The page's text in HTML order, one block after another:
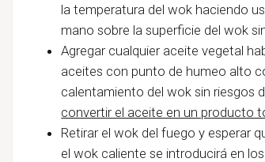
la temperatura del wok haciendo
mano sobre la superficie del wok
Agregar cualquier aceite vegetal
aceites con punto de humeo alto
calentamiento del wok sin riesgos
convertir el aceite en un producto
Retirar el wok del fuego y esperar
el wok caliente se introducirá en